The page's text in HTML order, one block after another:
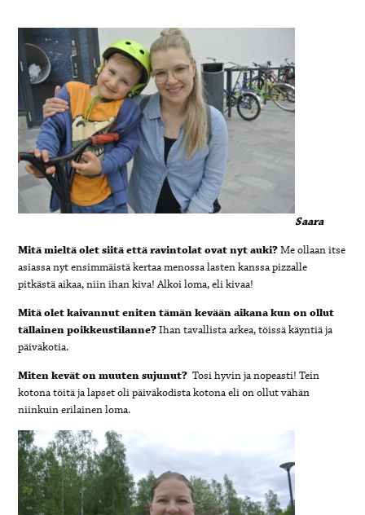
Saara
Mitä mieltä olet siitä että ravintolat ovat nyt auki?Me ollaan itse
asiassa nyt ensimmäistä kertaa menossa lasten kanssa pizzalle
pitkästä aikaa, niin ihan kiva! Alkoi loma, eli kivaa!
Mitä olet kaivannut eniten tämän kevään aikana kun on ollut
tällainen poikkeustilanne?Ihan tavallista arkea, töissä käyntiä ja
päiväkotia.
Miten kevät on muuten sujunut? Tosi hyvin ja nopeasti! Tein
kotona töitä ja lapset oli päiväkodista kotona eli on ollut vähän
niinkuin erilainen loma.